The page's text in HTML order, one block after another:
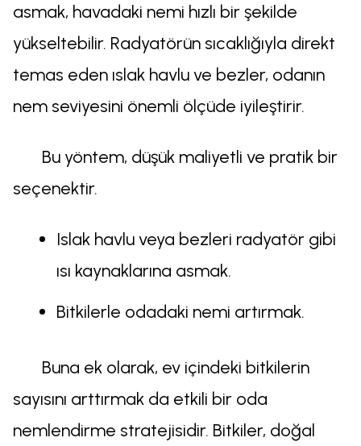
asmak, havadaki nemi hızlı bir şekilde
yükseltebilir. Radyatörün sıcaklığıyla direkt
temas eden ıslak havlu ve bezler, odanın
nem seviyesini önemli ölçüde iyileştirir.
Bu yöntem, düşük maliyetli ve pratik bir
seçenektir.
Islak havlu veya bezleri radyatör gibi
ısı kaynaklarına asmak.
Bitkilerle odadaki nemi artırmak.
Buna ek olarak, ev içindeki bitkilerin
sayısını arttırmak da etkili bir oda
nemlendirme stratejisidir. Bitkiler, doğal